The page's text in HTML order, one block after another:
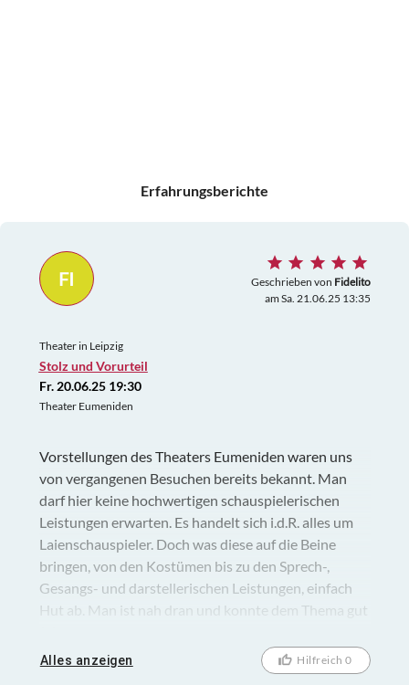
Erfahrungsberichte
FI Geschrieben von Fidelito
am Sa. 21.06.25 13:35
Theater in Leipzig
Stolz und Vorurteil
Fr. 20.06.25 19:30
Theater Eumeniden
Vorstellungen des Theaters Eumeniden waren uns
von vergangenen Besuchen bereits bekannt. Man
darf hier keine hochwertigen schauspielerischen
Leistungen erwarten. Es handelt sich i.d.R. alles um
Laienschauspieler. Doch was diese auf die Beine
bringen, von den Kostümen bis zu den Sprech-,
Gesangs- und darstellerischen Leistungen, einfach
Hut ab. Man ist nah dran und konnte dem Thema gut
Alles anzeigen Hilfreich 0